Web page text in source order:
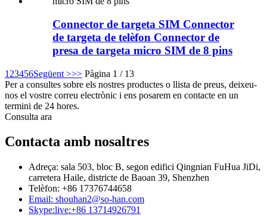
Connector de targeta SIM Connector
de targeta de telèfon Connector de
presa de targeta micro SIM de 8 pins
1 23456Següent >>> Pàgina 1 / 13
Per a consultes sobre els nostres productes o llista de preus, deixeu-
nos el vostre correu electrònic i ens posarem en contacte en un
termini de 24 hores.
Consulta ara
Contacta amb nosaltres
Adreça: sala 503, bloc B, segon edifici Qingnian FuHua JiDi,
carretera Haile, districte de Baoan 39, Shenzhen
Telèfon: +86 17376744658
Email: shouhan2@so-han.com
Skype:live:+86 13714926791